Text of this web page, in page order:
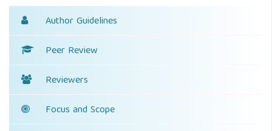
Author Guidelines
Peer Review
Reviewers
Focus and Scope